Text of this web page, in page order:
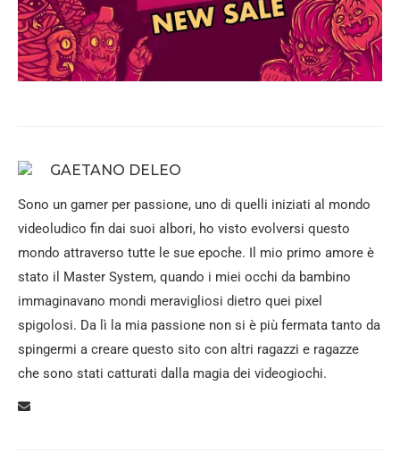
GAETANO DELEO
Sono un gamer per passione, uno di quelli iniziati al mondo
videoludico fin dai suoi albori, ho visto evolversi questo
mondo attraverso tutte le sue epoche. Il mio primo amore è
stato il Master System, quando i miei occhi da bambino
immaginavano mondi meravigliosi dietro quei pixel
spigolosi. Da lì la mia passione non si è più fermata tanto da
spingermi a creare questo sito con altri ragazzi e ragazze
che sono stati catturati dalla magia dei videogiochi.